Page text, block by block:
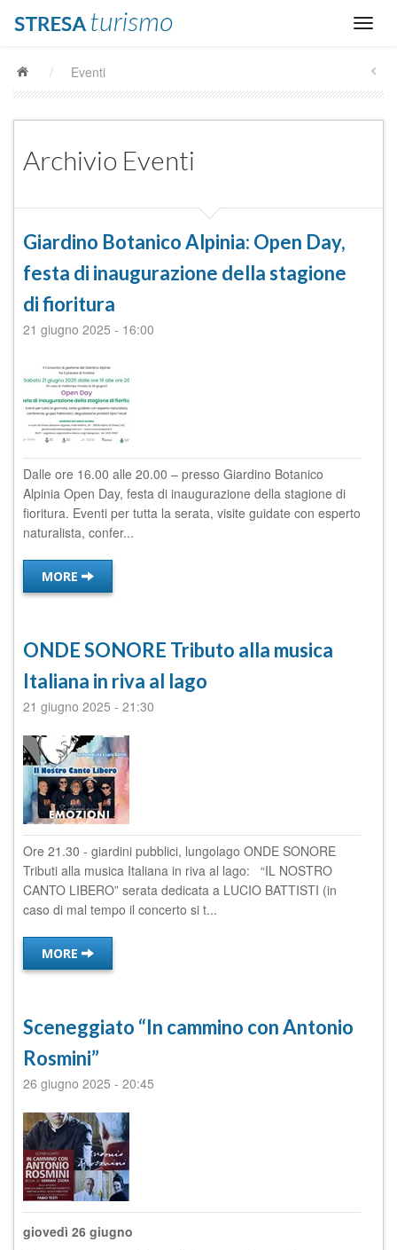
/ Eventi
Archivio Eventi
Giardino Botanico Alpinia: Open Day,
festa di inaugurazione della stagione
di fioritura
21 giugno 2025 - 16:00
Dalle ore 16.00 alle 20.00 – presso Giardino Botanico
Alpinia Open Day, festa di inaugurazione della stagione di
fioritura. Eventi per tutta la serata, visite guidate con esperto
naturalista, confer...
MORE
ONDE SONORE Tributo alla musica
Italiana in riva al lago
21 giugno 2025 - 21:30
Ore 21.30 - giardini pubblici, lungolago ONDE SONORE
Tributi alla musica Italiana in riva al lago: “IL NOSTRO
CANTO LIBERO” serata dedicata a LUCIO BATTISTI (in
caso di mal tempo il concerto si t...
MORE
Sceneggiato “In cammino con Antonio
Rosmini”
26 giugno 2025 - 20:45
giovedì 26 giugno